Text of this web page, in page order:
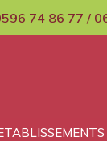
74 86 77 /